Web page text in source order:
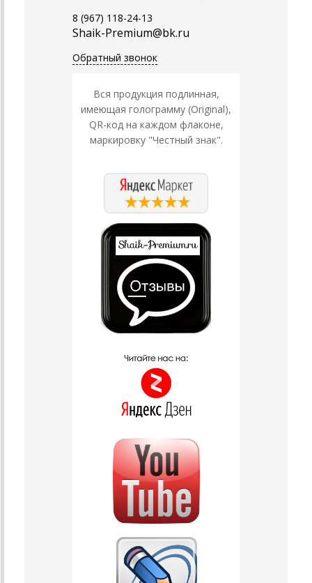
8 (967) 118-24-13
Shaik-Premium@bk.ru
Обратный звонок
Вся продукция подлинная,
имеющая голограмму (Original),
QR-код на каждом флаконе,
маркировку "Честный знак".